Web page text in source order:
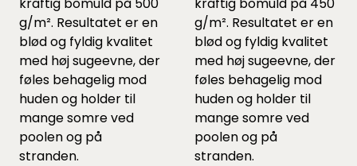
g/m². Resultatet er en
blød og fyldig kvalitet
med høj sugeevne, der
føles behagelig mod
huden og holder til
mange somre ved
poolen og på
stranden.
g/m². Resultatet er en
blød og fyldig kvalitet
med høj sugeevne, der
føles behagelig mod
huden og holder til
mange somre ved
poolen og på
stranden.